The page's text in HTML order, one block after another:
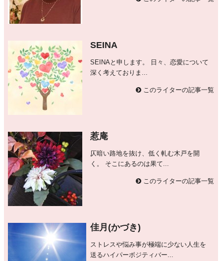
SEINA
SEINAと申します。 日々、恋愛について
深く考えておりま...
このライターの記事一覧
惹庵
仄暗い路地を抜け、低く軋む木戸を開
く。 そこにあるのは果て...
このライターの記事一覧
佳月(かづき)
ストレスや悩み事が極端に少ない人生を
送るハイパーボジティバー...